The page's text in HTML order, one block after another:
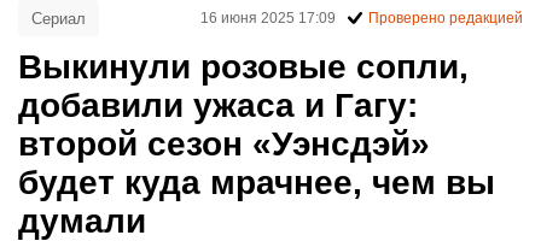
Выкинули розовые сопли,
добавили ужаса и Гагу:
второй сезон «Уэнсдэй»
будет куда мрачнее, чем вы
думали
Сериал 16 июня 2025 17:09 Проверено редакцией